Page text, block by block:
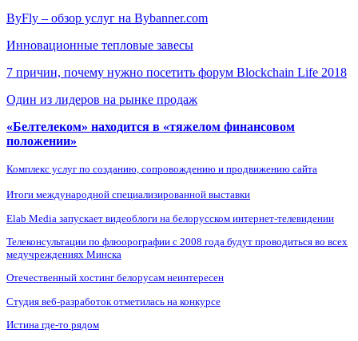
ByFly – обзор услуг на Bybanner.com
Инновационные тепловые завесы
7 причин, почему нужно посетить форум Blockchain Life 2018
Один из лидеров на рынке продаж
«Белтелеком» находится в «тяжелом финансовом
положении»
Комплекс услуг по созданию, сопровождению и продвижению сайта
Итоги международной специализированной выставки
Elab Media запускает видеоблоги на белорусском интернет-телевидении
Телеконсультации по флюорографии с 2008 года будут проводиться во всех
медучреждениях Минска
Отечественный хостинг белорусам неинтересен
Студия веб-разработок отметилась на конкурсе
Истина где-то рядом